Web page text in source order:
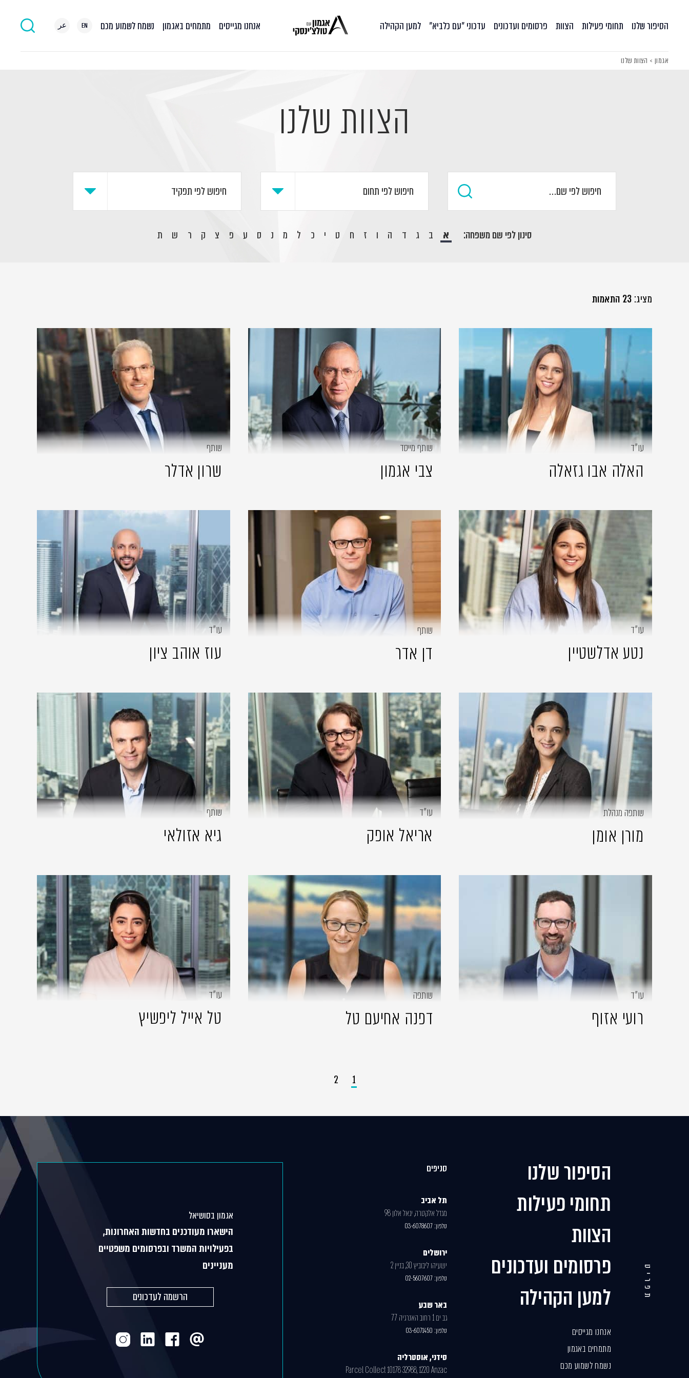
הסיפור שלנו תחומי פעילות הצוות פרסומים ועדכונים עדכוני ״עם כלביא״ למען הקהילה אנחנו מגייסים מתמחים באגמון נשמח לשמוע מכם EN عر
אגמון > הצוות שלנו
הצוות שלנו
סינון לפי שם משפחה: א ב ג ד ה ו ז ח ט י כ ל מ נ ס ע פ צ ק ר ש ת
מציג: 23 התאמות
עו״ד
האלה אבו גזאלה
שותף מייסד
צבי אגמון
שותף
שרון אדלר
עו״ד
נטע אדלשטיין
שותף
דן אדר
עו״ד
עוז אוהב ציון
שותפה מנהלת
מורן אומן
עו״ד
אריאל אופק
שותף
גיא אזולאי
עו״ד
רועי אזוף
שותפה
דפנה אחיעם טל
עו״ד
טל אייל ליפשיץ
1
2
תפריט
הסיפור שלנו
תחומי פעילות
הצוות
פרסומים ועדכונים
למען הקהילה
אנחנו מגייסים
מתמחים באגמון
נשמח לשמוע מכם
סניפים
תל אביב
מגדל אלקטרה, יגאל אלון 98
טלפון: 03-6078607
ירושלים
ישעיהו ליבוביץ 30, בניין 2
טלפון: 02-5607607
באר שבע
גב ים 1 רחוב האנרגיה 77
טלפון: 03-6071450
סידני, אוסטרליה
Parcel Collect 10178 32988, 1220 Anzac
אגמון בסושיאל
הישארו מעודכנים בחדשות האחרונות,
בפעילויות המשרד ובפרסומים משפטיים
מעניינים
הרשמה לעדכונים